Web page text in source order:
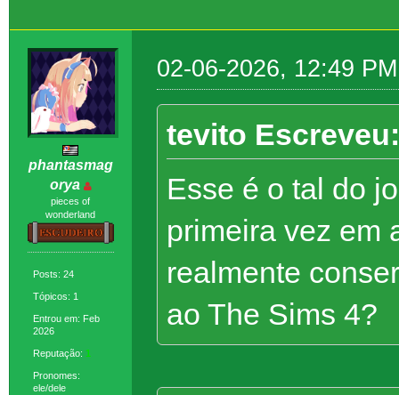
phantasmag
orya
pieces of
wonderland
Posts: 24
Tópicos: 1
Entrou em: Feb
2026
Reputação: 1
Pronomes:
ele/dele
02-06-2026, 12:49 PM
tevito Escreveu:
Esse é o tal do
primeira vez em
realmente
ao The Sims 4?